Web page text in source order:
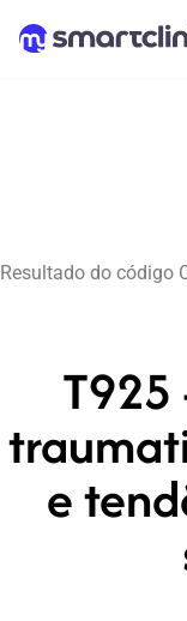
Resultado do código
T925
e